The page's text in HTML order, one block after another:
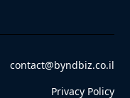
contact@byndbiz.co.il
Privacy Policy